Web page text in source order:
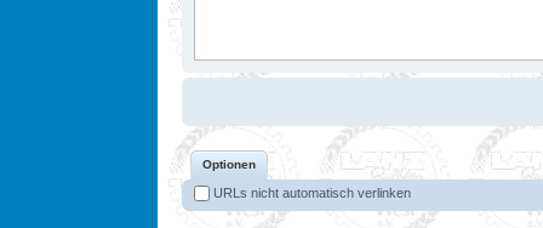
Optionen
URLs nicht automatisch verlinken